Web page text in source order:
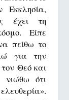
Εκκλησία,
έχει τη
Είπε
πείθω το
για την
Θεό και
νιώθω ότι